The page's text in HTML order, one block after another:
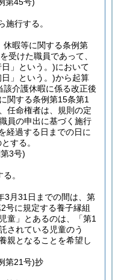
施行する。
休暇等に関する条例第
受けた職員であって、
」という。)において
」という。)から起算
該介護休暇に係る改正後
関する条例第15条第1
任命権者は、規則の定
員の申出に基づく施行
経過する日までの日に
する。
3号)
。
3月31日までの間は、第
号に規定する養子縁組
童」とあるのは、「第1
されている児童のう
親となることを希望し
第21号)抄